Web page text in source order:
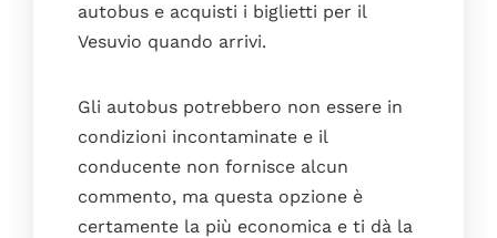
autobus e acquisti i biglietti per il
Vesuvio quando arrivi.
Gli autobus potrebbero non essere in
condizioni incontaminate e il
conducente non fornisce alcun
commento, ma questa opzione è
certamente la più economica e ti dà la